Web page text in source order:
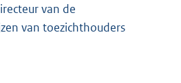
van de
van toezichthouders